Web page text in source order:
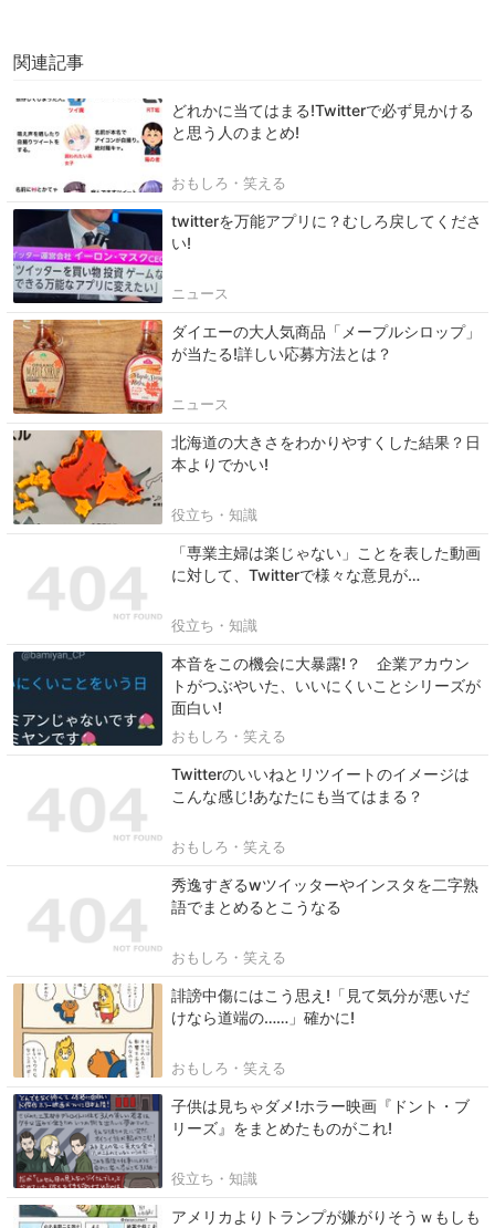
関連記事
どれかに当てはまる!Twitterで必ず見かける
と思う人のまとめ!
おもしろ・笑える
twitterを万能アプリに？むしろ戻してくださ
い!
ニュース
ダイエーの大人気商品「メープルシロップ」
が当たる!詳しい応募方法とは？
ニュース
北海道の大きさをわかりやすくした結果？日
本よりでかい!
役立ち・知識
「専業主婦は楽じゃない」ことを表した動画
に対して、Twitterで様々な意見が…
役立ち・知識
本音をこの機会に大暴露!？ 企業アカウン
トがつぶやいた、いいにくいことシリーズが
面白い!
おもしろ・笑える
Twitterのいいねとリツイートのイメージは
こんな感じ!あなたにも当てはまる？
おもしろ・笑える
秀逸すぎるwツイッターやインスタを二字熟
語でまとめるとこうなる
おもしろ・笑える
誹謗中傷にはこう思え!「見て気分が悪いだ
けなら道端の……」確かに!
おもしろ・笑える
子供は見ちゃダメ!ホラー映画『ドント・ブ
リーズ』をまとめたものがこれ!
役立ち・知識
アメリカよりトランプが嫌がりそうｗもしも